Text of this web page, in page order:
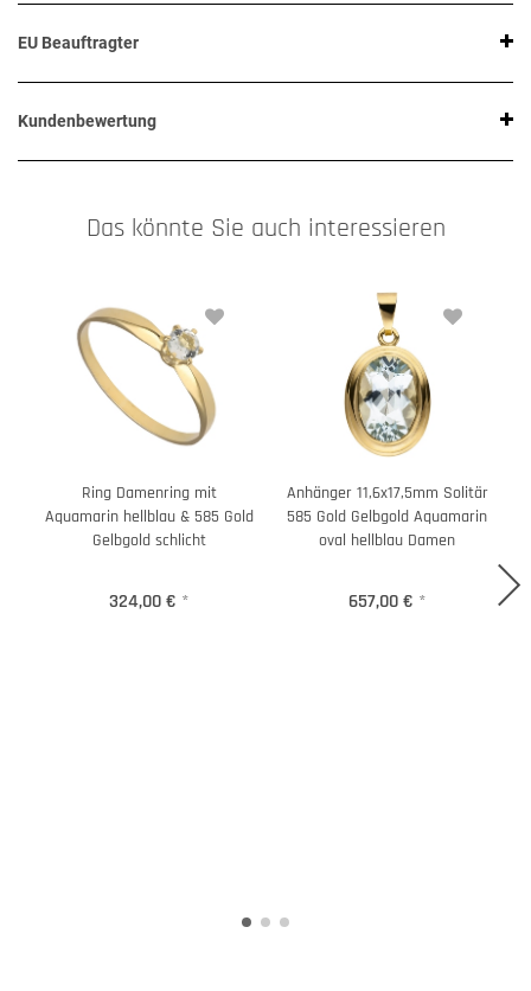
EU Beauftragter
Kundenbewertung
Das könnte Sie auch interessieren
Ring Damenring mit
Aquamarin hellblau & 585 Gold
Gelbgold schlicht
324,00 € *
Anhänger 11,6x17,5mm Solitär
585 Gold Gelbgold Aquamarin
oval hellblau Damen
657,00 € *